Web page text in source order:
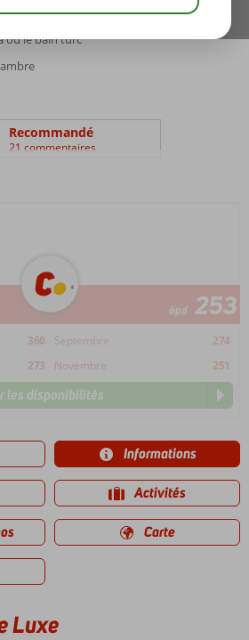
authentique
ou le bain turc
Recommandé
21 commentaires
àpd 253
360 Septembre
274
273 Novembre 251
les disponibilités
Informations
Activités
Carte
Luxe